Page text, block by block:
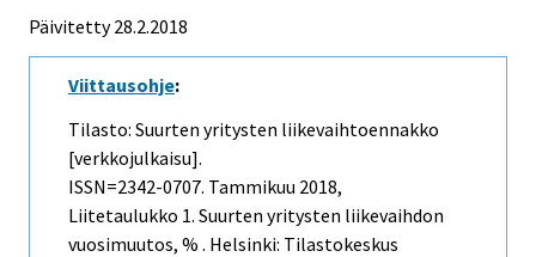
Päivitetty 28.2.2018
Viittausohje:
Tilasto: Suurten yritysten liikevaihtoennakko
[verkkojulkaisu].
ISSN=2342-0707. Tammikuu 2018,
Liitetaulukko 1. Suurten yritysten liikevaihdon
vuosimuutos, % . Helsinki: Tilastokeskus